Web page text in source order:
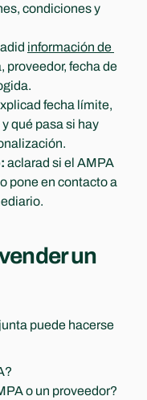
condiciones y
información de
proveedor, fecha de
fecha límite,
qué pasa si hay
aclarad si el AMPA
pone en contacto a
un
puede hacerse
o un proveedor?